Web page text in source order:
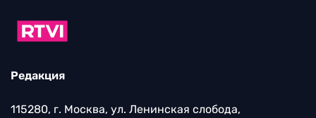
Редакция
115280, г. Москва, ул. Ленинская слобода,